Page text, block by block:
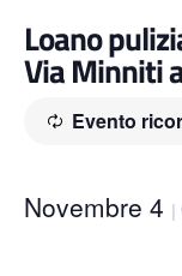
Loano
Via Minniti
Evento
Novembre 4 |